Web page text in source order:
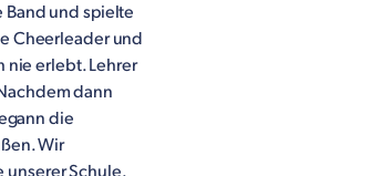
Band und spielte
Cheerleader und
nie erlebt. Lehrer
dann
die
Wir